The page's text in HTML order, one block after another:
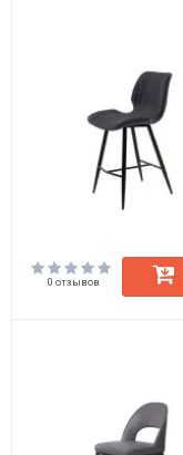
0 отзывов